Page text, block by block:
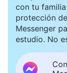
que
una
sesos
clara que Yi
con tu
protección
Messenger
estudio. No